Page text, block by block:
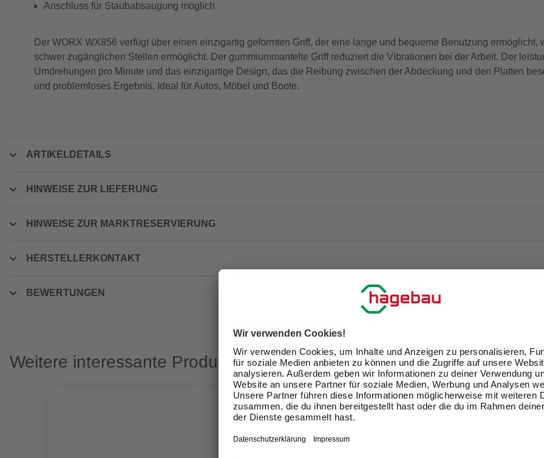
Anschluss für Staubabsaugung möglich
Der WORX WX856 verfügt über einen einzigartig geformten Griff, der eine lange und bequeme Benutzung ermöglicht,
schwer zugänglichen Stellen ermöglicht. Der gummiummantelte Griff reduziert die Vibrationen bei der Arbeit. Der
Umdrehungen pro Minute und das einzigartige Design, das die Reibung zwischen der Abdeckung und den Platten
und problemloses Ergebnis. Ideal für Autos, Möbel und Boote.
ARTIKELDETAILS
HINWEISE ZUR LIEFERUNG
HINWEISE ZUR MARKTRESERVIERUNG
HERSTELLERKONTAKT
BEWERTUNGEN
Weitere interessante Produkte